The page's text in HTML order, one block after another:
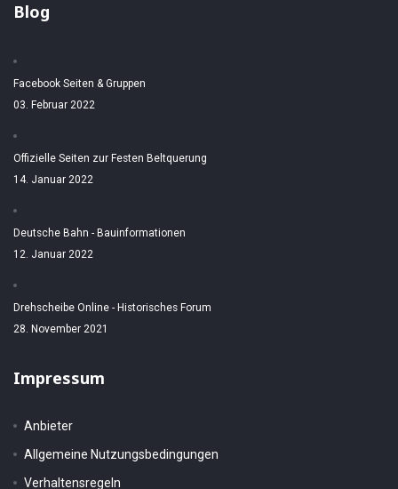
Blog
Facebook Seiten & Gruppen
03. Februar 2022
Offizielle Seiten zur Festen Beltquerung
14. Januar 2022
Deutsche Bahn - Bauinformationen
12. Januar 2022
Drehscheibe Online - Historisches Forum
28. November 2021
Impressum
Anbieter
Allgemeine Nutzungsbedingungen
Verhaltensregeln